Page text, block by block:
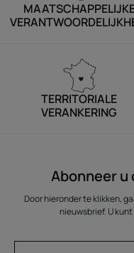
TERRITORIALE
VERANKERING
Abonneer u
Door hieronder te klikken,
nieuwsbrief. U